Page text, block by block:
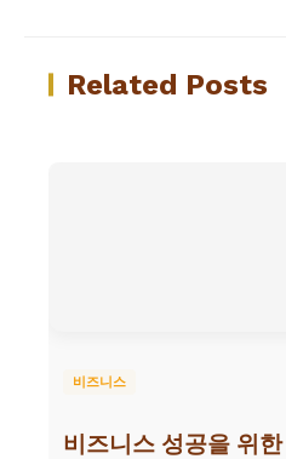
Related Posts
비즈니스
비즈니스 성공을 위